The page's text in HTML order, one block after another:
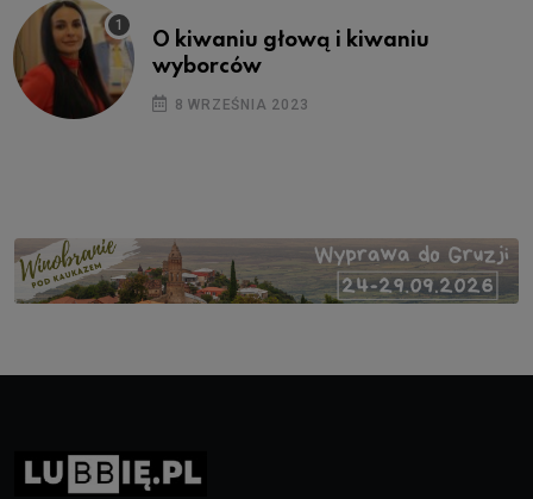
O kiwaniu głową i kiwaniu
wyborców
8 WRZEŚNIA 2023